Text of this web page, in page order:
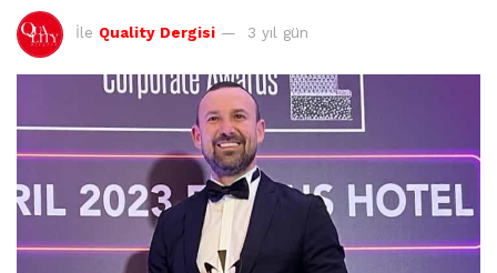
İle Quality Dergisi 3 yıl gün